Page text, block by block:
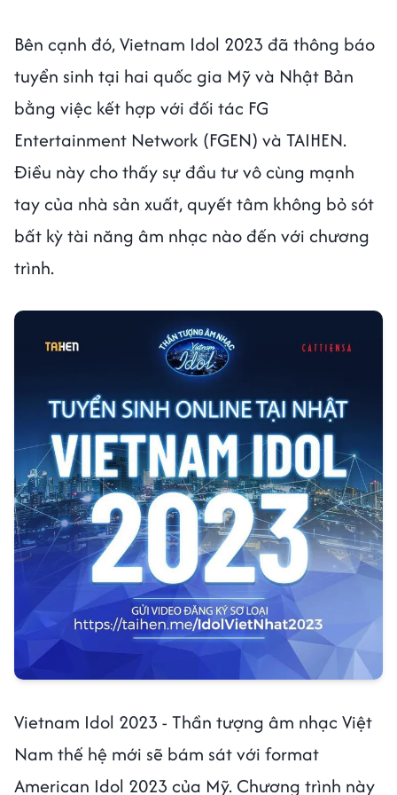
Bên cạnh đó, Vietnam Idol 2023 đã thông báo
tuyển sinh tại hai quốc gia Mỹ và Nhật Bản
bằng việc kết hợp với đối tác FG
Entertainment Network (FGEN) và TAIHEN.
Điều này cho thấy sự đầu tư vô cùng mạnh
tay của nhà sản xuất, quyết tâm không bỏ sót
bất kỳ tài năng âm nhạc nào đến với chương
trình.
Vietnam Idol 2023 - Thần tượng âm nhạc Việt
Nam thế hệ mới sẽ bám sát với format
American Idol 2023 của Mỹ. Chương trình này